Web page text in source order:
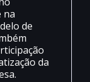
na
de
da